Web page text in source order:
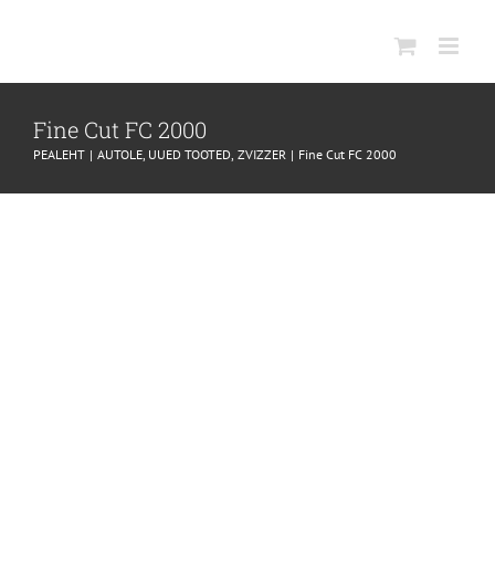
Fine Cut FC 2000
PEALEHT AUTOLE UUED TOOTED ZVIZZER Fine Cut FC 2000